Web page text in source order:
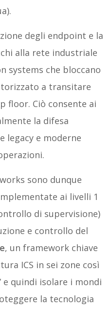
degli endpoint e la
alla rete industriale
systems che bloccano
a transitare
floor. Ciò consente ai
la difesa
legacy e moderne
sono dunque
ai livelli 1
di supervisione)
e controllo del
, un framework chiave
ICS in sei zone così
e quindi isolare i mondi
la tecnologia